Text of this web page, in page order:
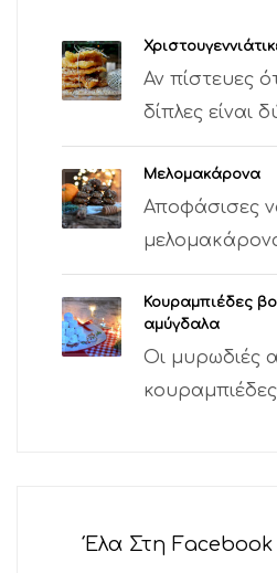
Αν πίστευες
δίπλες είναι
Μελομακάρονα
Αποφάσισες
Κουραμπιέδες
αμύγδαλα
Οι μυρωδιές
Έλα Στη